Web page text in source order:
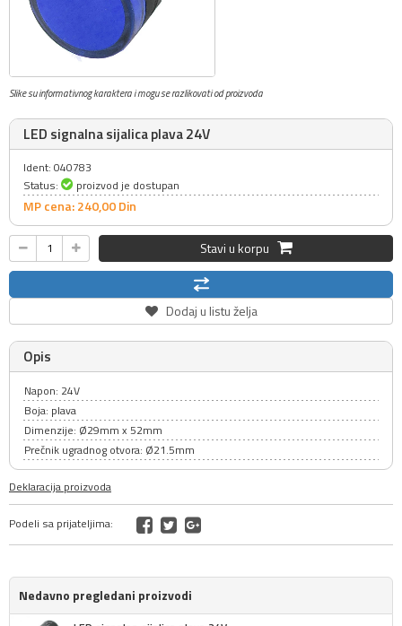
Slike su informativnog karaktera i mogu se razlikovati od proizvoda
LED signalna sijalica plava 24V
Ident: 040783
Status:
proizvod je dostupan
MP cena: 240,00Din
Stavi u korpu
Dodaj u listu želja
Opis
Napon: 24V
Boja: plava
Dimenzije: Ø29mm x 52mm
Prečnik ugradnog otvora: Ø21.5mm
Deklaracija proizvoda
Podeli sa prijateljima:
Nedavno pregledani proizvodi